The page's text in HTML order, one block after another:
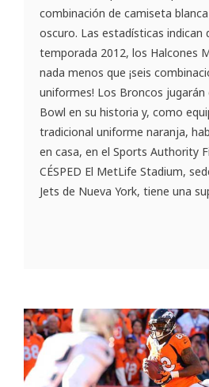
combinación de camiseta
oscuro. Las estadísticas indican
temporada 2012, los Halcones
nada menos que ¡seis
uniformes! Los Broncos jugarán
Bowl en su historia y, como
tradicional uniforme naranja,
en casa, en el Sports Authority
CÉSPED El MetLife Stadium,
Jets de Nueva York, tiene una